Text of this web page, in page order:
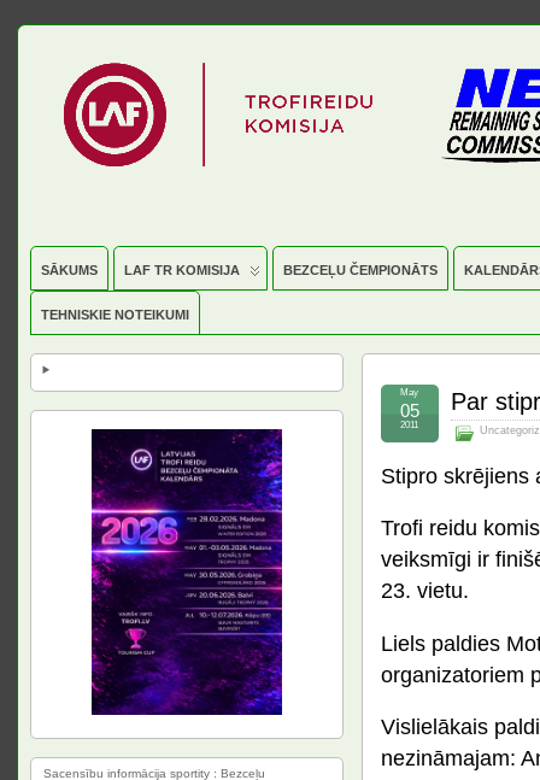
SĀKUMS LAF TR KOMISIJA BEZCEĻU ČEMPIONĀTS
TEHNISKIE NOTEIKUMI
Par
May
05
2011
Stipro skrējiens
Trofi reidu
veiksmīgi ir
23. vietu.
Liels paldies
organizatoriem
Vislielākais
nezināmajam:
Sacensību informācija sportity : Bezceļu